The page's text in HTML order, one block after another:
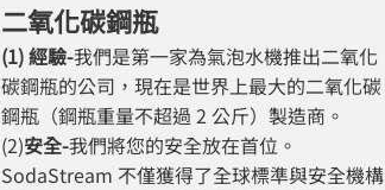
二氧化碳鋼瓶
(1) 經驗-我們是第一家為氣泡水機推出二氧化
碳鋼瓶的公司，現在是世界上最大的二氧化碳
鋼瓶（鋼瓶重量不超過 2 公斤）製造商。
(2)安全-我們將您的安全放在首位。
SodaStream 不僅獲得了全球標準與安全機構